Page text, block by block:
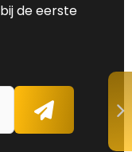
de eerste
Aanmelden